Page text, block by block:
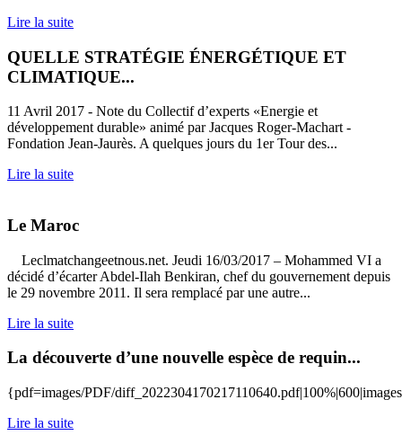
Lire la suite
QUELLE STRATÉGIE ÉNERGÉTIQUE ET
CLIMATIQUE...
11 Avril 2017 - Note du Collectif d’experts «Energie et
développement durable» animé par Jacques Roger-Machart -
Fondation Jean-Jaurès. A quelques jours du 1er Tour des...
Lire la suite
Le Maroc
Leclmatchangeetnous.net. Jeudi 16/03/2017 – Mohammed VI a
décidé d’écarter Abdel-Ilah Benkiran, chef du gouvernement depuis
le 29 novembre 2011. Il sera remplacé par une autre...
Lire la suite
La découverte d’une nouvelle espèce de requin...
{pdf=images/PDF/
Lire la suite